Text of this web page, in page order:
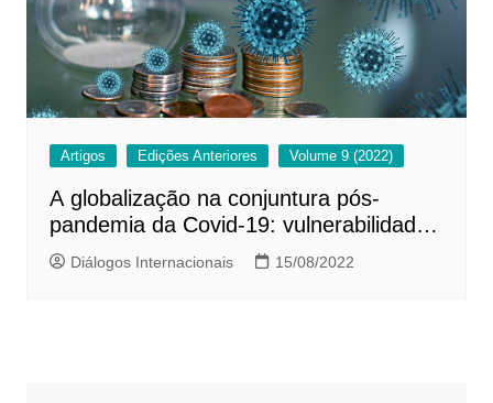
Artigos Edições Anteriores Volume 9 (2022)
A globalização na conjuntura pós-
pandemia da Covid-19: vulnerabilidades
e desafios da integração e
interdependência econômicas￼
Diálogos Internacionais 15/08/2022